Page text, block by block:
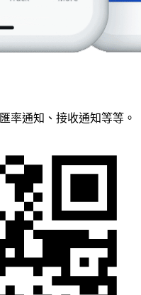
率通知、接收通知等等。